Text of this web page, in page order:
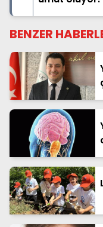
BENZER